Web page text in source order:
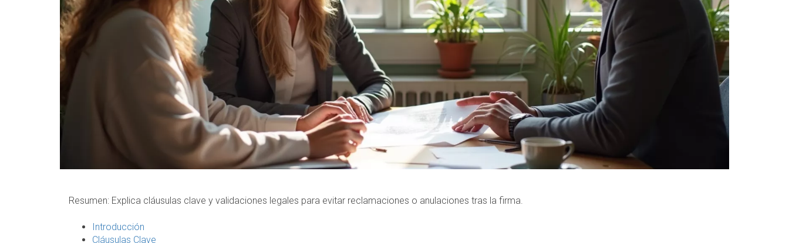
Resumen: Explica cláusulas clave y validaciones legales para evitar reclamaciones o anulaciones tras la firma.
Introducción
Cláusulas Clave